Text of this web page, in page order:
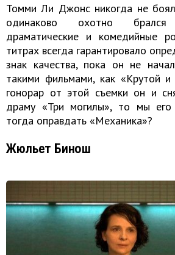
Томми Ли Джонс никогда не
одинаково охотно
драматические и комедийные
титрах всегда гарантировало
знак качества, пока он не
такими фильмами, как «Крутой
гонорар от этой съемки он и
драму «Три могилы», то мы
тогда оправдать «Механика»?
Жюльет Бинош